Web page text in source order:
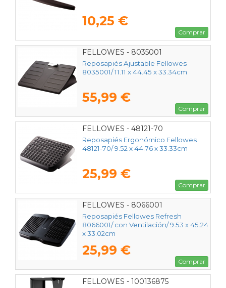
10,25 €
Comprar
FELLOWES - 8035001
Reposapiés Ajustable Fellowes
8035001/ 11.11 x 44.45 x 33.34cm
55,99 €
Comprar
FELLOWES - 48121-70
Reposapiés Ergonómico Fellowes
48121-70/ 9.52 x 44.76 x 33.33cm
25,99 €
Comprar
FELLOWES - 8066001
Reposapiés Fellowes Refresh
8066001/ con Ventilación/ 9.53 x 45.24
x 33.02cm
25,99 €
Comprar
FELLOWES - 100136875